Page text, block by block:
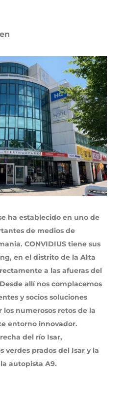
ha establecido en uno de
de medios de
CONVIDIUS tiene sus
en el distrito de la Alta
a las afueras del
allí nos complacemos
y socios soluciones
numerosos retos de la
entorno innovador.
del río Isar,
prados del Isar y la
autopista A9.